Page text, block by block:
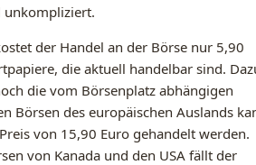
unkompliziert.
der Handel an der Börse nur 5,90
die aktuell handelbar sind.
die vom Börsenplatz abhängigen
Börsen des europäischen Auslands
von 15,90 Euro gehandelt werden.
von Kanada und den USA fällt der